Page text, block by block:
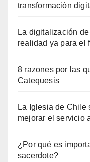
transformación
La digitalización
realidad ya para el
8 razones por las
Catequesis
La Iglesia de Chile
mejorar el servicio
¿Por qué es
sacerdote?